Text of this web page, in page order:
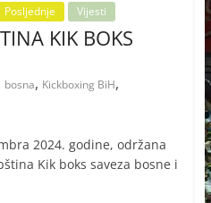
Posljednje Vijesti
KIK BOKS
bosna, Kickboxing BiH,
2024. godine, održana
Kik boks saveza bosne i